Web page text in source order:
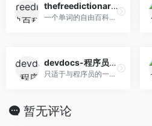
thefreedictionary字典百科
一个单词的自由百科网站。网站界面可以选择中文，可查询只能查询英文单词，可用于辅助深入学习英语单词。
devdocs-程序员编程语言百科
只适于与程序员的一个编程语言百科网站。网站会对语言中各个涉及到的名词，加以解释，网站全为英文，专业性更强，适用性较窄。
暂无评论